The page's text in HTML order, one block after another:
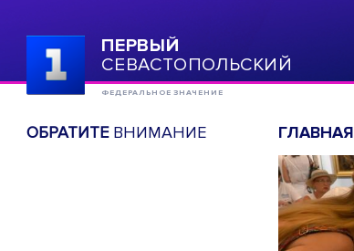
ПЕРВЫЙ
СЕВАСТОПОЛЬСКИЙ
ФЕДЕРАЛЬНОЕ ЗНАЧЕНИЕ
ОБРАТИТЕВНИМАНИЕ ГЛАВНАЯ